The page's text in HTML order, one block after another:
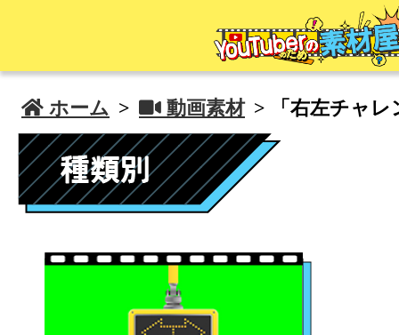
 ホーム >  動画素材 > 「右左チャレ